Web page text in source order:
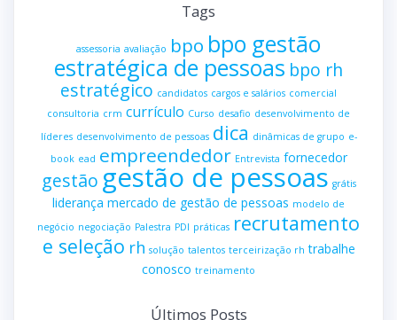
Tags
assessoria avaliação bpo bpo gestão
estratégica de pessoas bpo rh
estratégico candidatos cargos e salários comercial
consultoria crm currículo Curso desafio desenvolvimento de
líderes desenvolvimento de pessoas dica dinâmicas de grupo e-
book ead empreendedor Entrevista fornecedor
gestão gestão de pessoas grátis
liderança mercado de gestão de pessoas modelo de
negócio negociação Palestra PDI práticas recrutamento
e seleção rh solução talentos terceirização rh trabalhe
conosco treinamento
Últimos Posts